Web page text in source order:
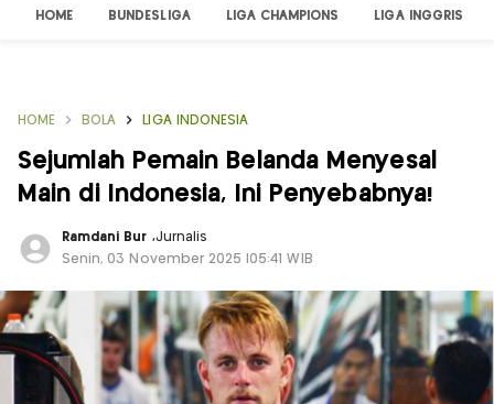
HOME BUNDESLIGA LIGA CHAMPIONS LIGA INGGRIS
HOME BOLA LIGA INDONESIA
Sejumlah Pemain Belanda Menyesal
Main di Indonesia, Ini Penyebabnya!
Ramdani Bur ,Jurnalis
Senin, 03 November 2025 |05:41 WIB